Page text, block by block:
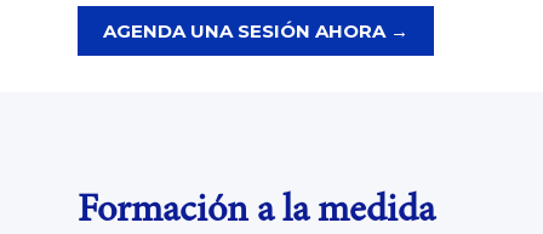
AGENDA UNA SESIÓN AHORA →
Formación a la medida